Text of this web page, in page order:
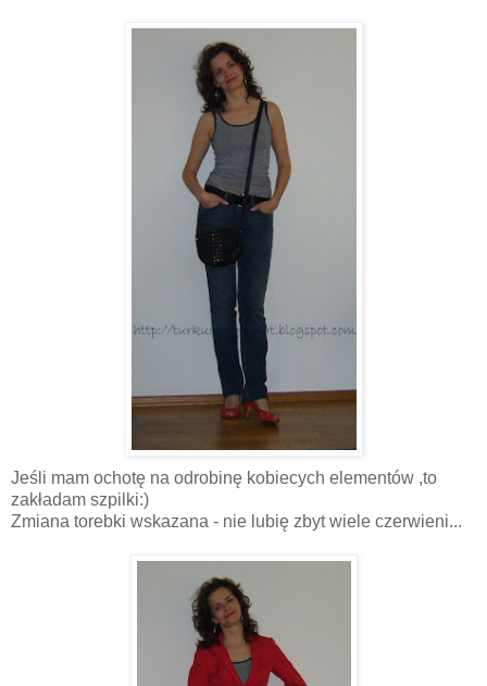
Jeśli mam ochotę na odrobinę kobiecych elementów ,to
zakładam szpilki:)
Zmiana torebki wskazana - nie lubię zbyt wiele czerwieni...